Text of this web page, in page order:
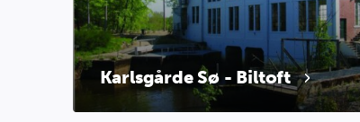
Karlsgårde Sø - Biltoft